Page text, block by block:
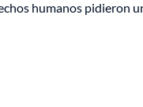
humanos pidieron